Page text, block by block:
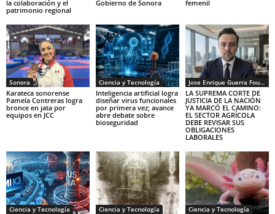
la colaboración y el
patrimonio regional
Gobierno de Sonora
femenil
Sonora
Karateca sonorense
Pamela Contreras logra
bronce en jata por
equipos en JCC
Ciencia y Tecnología
Inteligencia artificial logra
diseñar virus funcionales
por primera vez; avance
abre debate sobre
bioseguridad
Jose Enrique Guerra Fourcade
LA SUPREMA CORTE DE
JUSTICIA DE LA NACIÓN
YA MARCÓ EL CAMINO:
EL SECTOR AGRÍCOLA
DEBE REVISAR SUS
OBLIGACIONES
LABORALES
Ciencia y Tecnología Ciencia y Tecnología Ciencia y Tecnología